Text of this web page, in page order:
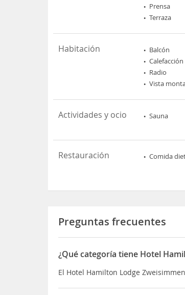
Prensa
Terraza
Habitación Balcón
Radio
Vista
Actividades y ocio Sauna
Restauración Comida
Preguntas frecuentes
¿Qué categoría tiene Hotel
El Hotel Hamilton Lodge